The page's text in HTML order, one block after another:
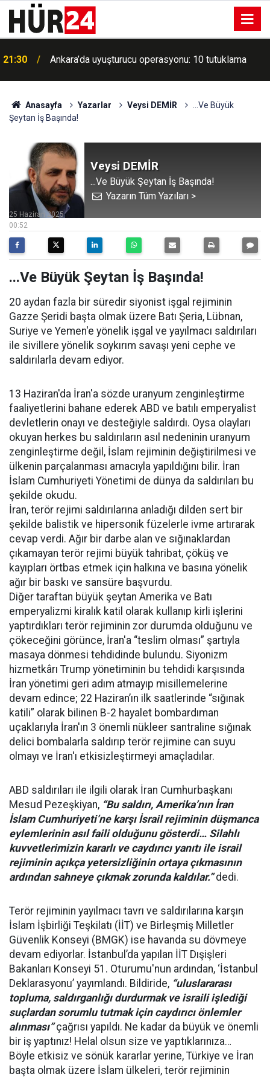
21:14
hacmini 5 milyar dolara ulaştıracağız
Anasayfa Yazarlar Veysi DEMİR
...Ve Büyük
Şeytan İş Başında!
Veysi DEMİR
...Ve Büyük Şeytan İş Başında!
Yazarın Tüm Yazıları >
00:52
25 Haziran 2025
...Ve Büyük Şeytan İş Başında!
20 aydan fazla bir süredir siyonist işgal rejiminin
Gazze Şeridi başta olmak üzere Batı Şeria, Lübnan,
Suriye ve Yemen'e yönelik işgal ve yayılmacı saldırıları
ile sivillere yönelik soykırım savaşı yeni cephe ve
saldırılarla devam ediyor.
13 Haziran'da İran'a sözde uranyum zenginleştirme
faaliyetlerini bahane ederek ABD ve batılı emperyalist
devletlerin onayı ve desteğiyle saldırdı. Oysa olayları
okuyan herkes bu saldırıların asıl nedeninin uranyum
zenginleştirme değil, İslam rejiminin değiştirilmesi ve
ülkenin parçalanması amacıyla yapıldığını bilir. İran
İslam Cumhuriyeti Yönetimi de dünya da saldırıları bu
şekilde okudu.
İran, terör rejimi saldırılarına anladığı dilden sert bir
şekilde balistik ve hipersonik füzelerle ivme artırarak
cevap verdi. Ağır bir darbe alan ve sığınaklardan
çıkamayan terör rejimi büyük tahribat, çöküş ve
kayıpları örtbas etmek için halkına ve basına yönelik
ağır bir baskı ve sansüre başvurdu.
Diğer taraftan büyük şeytan Amerika ve Batı
emperyalizmi kiralık katil olarak kullanıp kirli işlerini
yaptırdıkları terör rejiminin zor durumda olduğunu ve
çökeceğini görünce, İran'a “teslim olması” şartıyla
masaya dönmesi tehdidinde bulundu. Siyonizm
hizmetkârı Trump yönetiminin bu tehdidi karşısında
İran yönetimi geri adım atmayıp misillemelerine
devam edince; 22 Haziran’ın ilk saatlerinde “sığınak
katili” olarak bilinen B-2 hayalet bombardıman
uçaklarıyla İran'ın 3 önemli nükleer santraline sığınak
delici bombalarla saldırıp terör rejimine can suyu
olmayı ve İran'ı etkisizleştirmeyi amaçladılar.
ABD saldırıları ile ilgili olarak İran Cumhurbaşkanı
Mesud Pezeşkiyan, “Bu saldırı, Amerika’nın İran
İslam Cumhuriyeti’ne karşı İsrail rejiminin düşmanca
eylemlerinin asıl faili olduğunu gösterdi… Silahlı
kuvvetlerimizin kararlı ve caydırıcı yanıtı ile israil
rejiminin açıkça yetersizliğinin ortaya çıkmasının
ardından sahneye çıkmak zorunda kaldılar.”dedi.
Terör rejiminin yayılmacı tavrı ve saldırılarına karşın
İslam İşbirliği Teşkilatı (İİT) ve Birleşmiş Milletler
Güvenlik Konseyi (BMGK) ise havanda su dövmeye
devam ediyorlar. İstanbul’da yapılan İİT Dışişleri
Bakanları Konseyi 51. Oturumu'nun ardından, ‘İstanbul
Deklarasyonu’ yayımlandı. Bildiride, “uluslararası
topluma, saldırganlığı durdurmak ve israili işlediği
suçlardan sorumlu tutmak için caydırıcı önlemler
alınması”çağrısı yapıldı. Ne kadar da büyük ve önemli
bir iş yaptınız! Helal olsun size ve yaptıklarınıza…
Böyle etkisiz ve sönük kararlar yerine, Türkiye ve İran
başta olmak üzere İslam ülkeleri, terör rejiminin